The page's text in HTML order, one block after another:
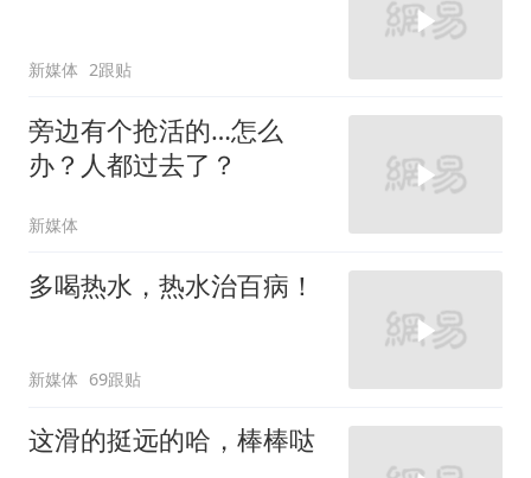
新媒体 2跟贴
旁边有个抢活的…怎么
办？人都过去了？
新媒体
多喝热水，热水治百病！
新媒体 69跟贴
这滑的挺远的哈，棒棒哒